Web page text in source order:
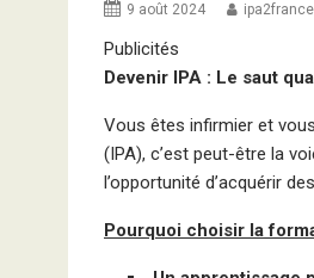
9 août 2024 ipa2france
Publicités
Devenir IPA : Le saut
Vous êtes infirmier et
(IPA), c’est peut-être la
l’opportunité d’acquérir
Pourquoi choisir la